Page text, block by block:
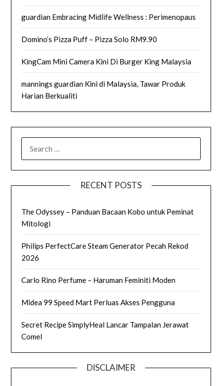
guardian Embracing Midlife Wellness : Perimenopaus
Domino’s Pizza Puff – Pizza Solo RM9.90
KingCam Mini Camera Kini Di Burger King Malaysia
mannings guardian Kini di Malaysia, Tawar Produk
Harian Berkualiti
RECENT POSTS
The Odyssey – Panduan Bacaan Kobo untuk Peminat
Mitologi
Philips PerfectCare Steam Generator Pecah Rekod
2026
Carlo Rino Perfume – Haruman Feminiti Moden
Midea 99 Speed Mart Perluas Akses Pengguna
Secret Recipe SimplyHeal Lancar Tampalan Jerawat
Comel
DISCLAIMER